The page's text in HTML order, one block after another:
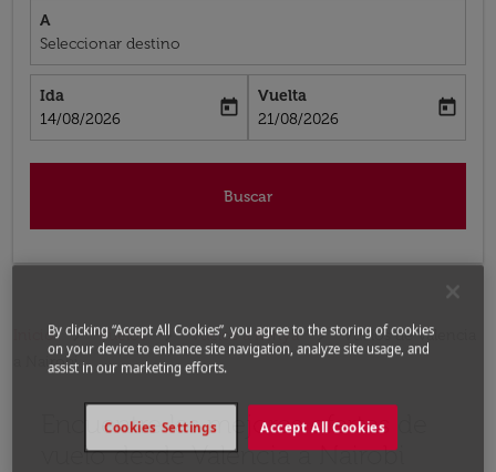
A
Seleccionar destino
Ida
fc-booking-departure-date-aria-label
14/08/2026
today
Vuelta
fc-booking-return-date-aria-label
21/08/2026
today
Buscar
Inicio Vuelos Vuelos a Kenya
Vuelos de Valencia
a Nairobi
Encuentre las mejores ofertas de
vuelo desde Valencia a Nairobi
Por favor, intente actualizar su ruta (origen y / o
By clicking “Accept All Cookies”, you agree to the storing of cookies
on your device to enhance site navigation, analyze site usage, and
assist in our marketing efforts.
Accept All Cookies
Cookies Settings